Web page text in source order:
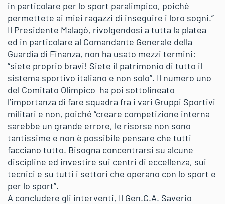
in particolare per lo sport paralimpico, poichè
permettete ai miei ragazzi di inseguire i loro sogni.”
Il Presidente Malagò, rivolgendosi a tutta la platea
ed in particolare al Comandante Generale della
Guardia di Finanza, non ha usato mezzi termini:
“siete proprio bravi! Siete il patrimonio di tutto il
sistema sportivo italiano e non solo”. Il numero uno
del Comitato Olimpico ha poi sottolineato
l’importanza di fare squadra fra i vari Gruppi Sportivi
militari e non, poiché “creare competizione interna
sarebbe un grande errore, le risorse non sono
tantissime e non è possibile pensare che tutti
facciano tutto. Bisogna concentrarsi su alcune
discipline ed investire sui centri di eccellenza, sui
tecnici e su tutti i settori che operano con lo sport e
per lo sport”.
A concludere gli interventi, Il Gen.C.A. Saverio